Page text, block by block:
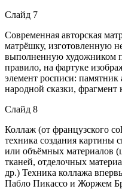
Слайд 7
Современная авторская
матрёшку, изготовленную
выполненную художником
правило, на фартуке
элемент росписи:
народной сказки, фрагмент
Слайд 8
Коллаж (от французского
техника создания картины
или объёмных материалов
тканей, отделочных
др.) Техника коллажа
Пабло Пикассо и Жоржем